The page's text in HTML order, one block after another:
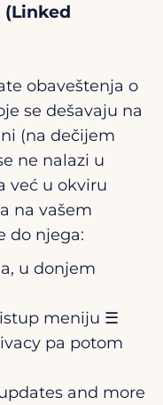
(Linked
obaveštenja o
se dešavaju na
(na dečijem
ne nalazi u
već u okviru
na vašem
do njega:
u donjem
meniju ☰
pa potom
and more